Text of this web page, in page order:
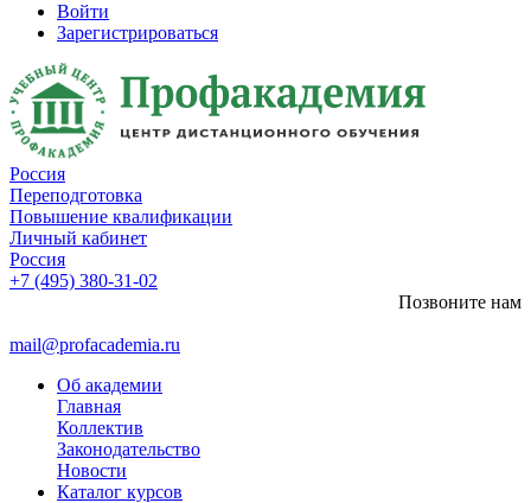
Войти
Зарегистрироваться
Россия
Переподготовка
Повышение квалификации
Личный кабинет
Россия
+7 (495) 380-31-02
Позвоните нам
mail@profacademia.ru
Об академии
Главная
Коллектив
Законодательство
Новости
Каталог курсов